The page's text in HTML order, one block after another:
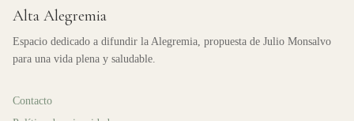
Alta Alegremia
Espacio dedicado a difundir la Alegremia, propuesta de Julio Monsalvo
para una vida plena y saludable.
Contacto